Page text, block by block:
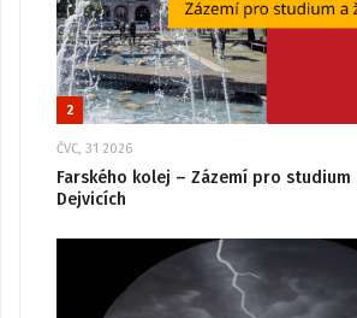
2
ČVC, 31 2026
Farského kolej – Zázemí pro studium
Dejvicích